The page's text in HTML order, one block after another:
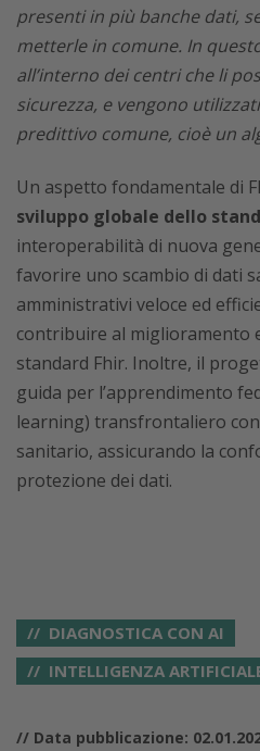
presenti in più banche dati,
metterle in comune. In
all’interno dei centri che li
sicurezza, e vengono
predittivo comune, cioè un
Un aspetto fondamentale di
sviluppo globale dello
interoperabilità di nuova
favorire uno scambio di dati
amministrativi veloce ed
contribuire al miglioramento
standard Fhir. Inoltre, il
guida per l’apprendimento
learning) transfrontaliero
sanitario, assicurando la
protezione dei dati.
DIAGNOSTICA CON AI
INTELLIGENZA
// Data pubblicazione: